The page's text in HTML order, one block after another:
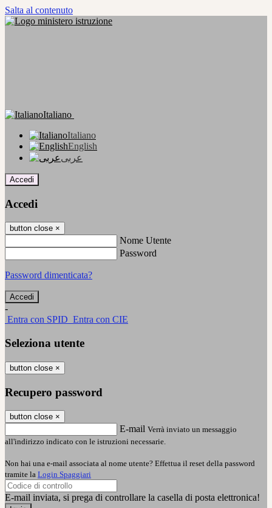
Salta al contenuto
Italiano
Italiano
English
عربى
Accedi
Accedi
button close ×
Nome Utente
Password
Password dimenticata?
-
Entra con SPID Entra con CIE
Seleziona utente
button close ×
Recupero password
button close ×
E-mail Verrà inviato un messaggio
all'indirizzo indicato con le istruzioni necessarie.
Non hai una e-mail associata al nome utente? Effettua il reset della password
tramite la Login Spaggiari
E-mail inviata, si prega di controllare la casella di posta elettronica!